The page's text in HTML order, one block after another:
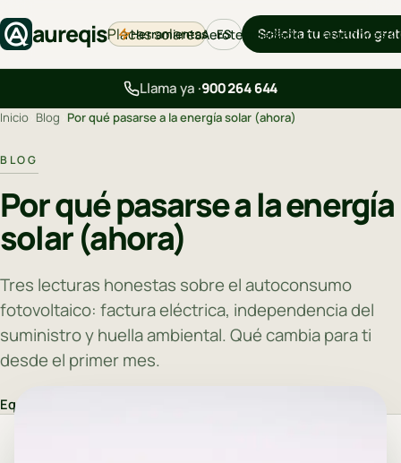
aureqisPlacas solaresAerotermiaBackupCargadores
Herramientas ES Solicita tu estudio
Llama ya ·900 264 644
Inicio Blog Por qué pasarse a la energía solar (ahora)
BLOG
Por qué pasarse a la energía
solar (ahora)
Tres lecturas honestas sobre el autoconsumo
fotovoltaico: factura eléctrica, independencia del
suministro y huella ambiental. Qué cambia para ti
desde el primer mes.
Equipo AUREQIS